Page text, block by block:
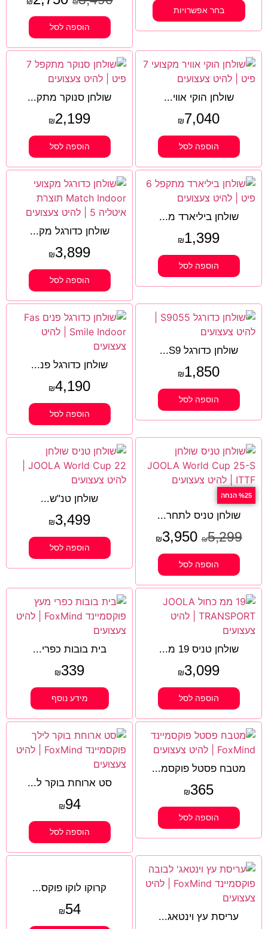
בחר אפשרויות
₪
הוספה לסל
שולחן הוקי אווי...
₪7,040
הוספה לסל
שולחן סנוקר מתק...
₪2,199
הוספה לסל
שולחן ביליארד מ...
₪1,399
הוספה לסל
שולחן כדורגל מק...
₪3,899
הוספה לסל
שולחן כדורגל S9...
₪1,850
הוספה לסל
שולחן כדורגל פנ...
₪4,190
הוספה לסל
%25 הנחה
שולחן טניס לתחר...
₪5,299
₪3,950
הוספה לסל
שולחן טנ"ש...
₪3,499
הוספה לסל
שולחן טניס 19 מ...
₪3,099
הוספה לסל
בית בובות כפרי...
₪339
מידע נוסף
מטבח פסטל פוקסמ...
₪365
הוספה לסל
סט ארוחת בוקר ל...
₪94
הוספה לסל
עריסת עץ וינטאג...
קרוקו לוקו פוקס...
₪54